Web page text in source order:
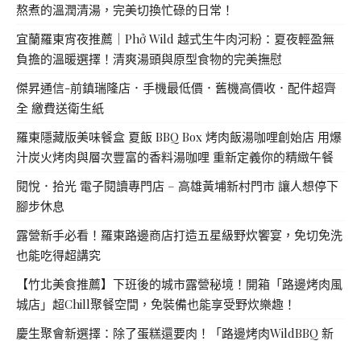
熬煮的溫潤清湯，完美切換忙碌的日常！
宜蘭羅東宵夜推薦｜Phở Wild 越式生牛肉河粉：夏夜輕盈無
負擔的溫暖選擇！清爽湯頭與原型食物的完美撫慰
傑昇通信-前鎮瑞隆店．手機最低價．舊機高價收．配件超齊
全 繳費送衛生紙
羅東隱藏版美味餐盒 夏飯 BBQ Box 烤肉飯湯咖哩創始店 用爆
汁炭火烤肉與層次豐富的香料湯咖哩 重新定義你的精緻午餐
閱悅．拾光 電子閱讀專門店 – 高雄黃埔新村門市 讓人想停下
腳步休息
露營新手必看！羅東路邊商店打造五星級野炊饗宴，免切免洗
也能吃得超講究
【竹北美食推薦】下班後的城市露營秘境！開箱「路邊烤肉風
城店」超Chill聚餐空間，免裝備也能享受野炊樂趣！
慶生聚會新選擇：除了蛋糕還要肉！「路邊烤肉WildBBQ 新